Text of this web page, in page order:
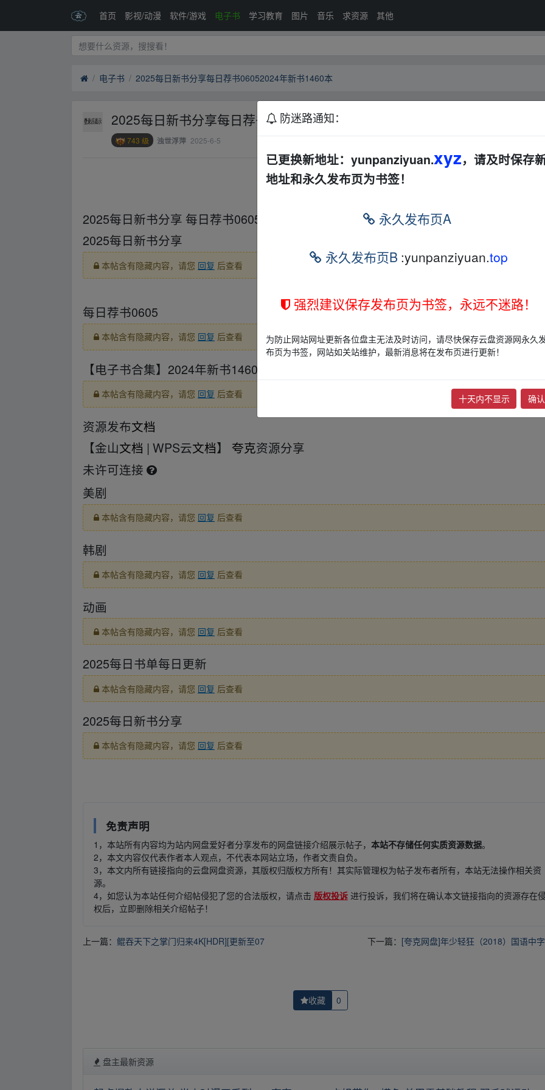
首页 影视/动漫 软件/游戏 电子书 学习教育 图片 音乐 求资源 其他
电子书 2025每日新书分享每日荐书06052024年新书1460本
2025每日新书分享每日荐书06052024年新书1460本
743 级 浊世浮萍 2025-6-5
2025每日新书分享 每日荐书0605 2024年新书1460本▂fr om w▁ww.y un▁pan zi yu▪an.xy、z
2025每日新书分享
本帖含有隐藏内容，请您 回复 后查看
每日荐书0605
本帖含有隐藏内容，请您 回复 后查看
【电子书合集】2024年新书1460本，精选多领域全新力作
本帖含有隐藏内容，请您 回复 后查看
资源发布文档
【金山文档 | WPS云文档】 夸克资源分享
未许可连接
美剧
本帖含有隐藏内容，请您 回复 后查看
韩剧
本帖含有隐藏内容，请您 回复 后查看
动画
本帖含有隐藏内容，请您 回复 后查看
2025每日书单每日更新
本帖含有隐藏内容，请您 回复 后查看
2025每日新书分享
本帖含有隐藏内容，请您 回复 后查看
免责声明
1，本站所有内容均为站内网盘爱好者分享发布的网盘链接介绍展示帖子， 本站不存储任何实质资源数据。
2，本文内容仅代表作者本人观点，不代表本网站立场，作者文责自负。
3，本文内所有链接指向的云盘网盘资源，其版权归版权方所有！其实际管理权为帖子发布者所有，本站无法操作相关资
源。
4，如您认为本站任何介绍帖侵犯了您的合法版权，请点击 版权投诉 进行投诉，我们将在确认本文链接指向的资源存在
权后，立即删除相关介绍帖子！
上一篇： 鲲吞天下之掌门归来4K[HDR][更新至07 下一篇： [夸克网盘]年少轻狂（2018）国语中
收藏 0
盘主最新资源
防迷路通知：
已更换新地址：yunpanziyuan.xyz，请及时保存
地址和永久发布页为书签！
永久发布页A
永久发布页B :yunpanziyuan.top
强烈建议保存发布页为书签，永远不迷路！
为防止网站网址更新各位盘主无法及时访问，请尽快保存云盘资源网永久
布页为书签，网站如关站维护，最新消息将在发布页进行更新！
十天内不显示 确认